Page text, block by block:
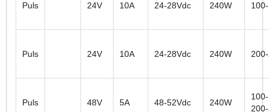
Puls 24V 10A 24-28Vdc 240W
Puls 24V 10A 24-28Vdc 240W
Puls 48V 5A 48-52Vdc 240W